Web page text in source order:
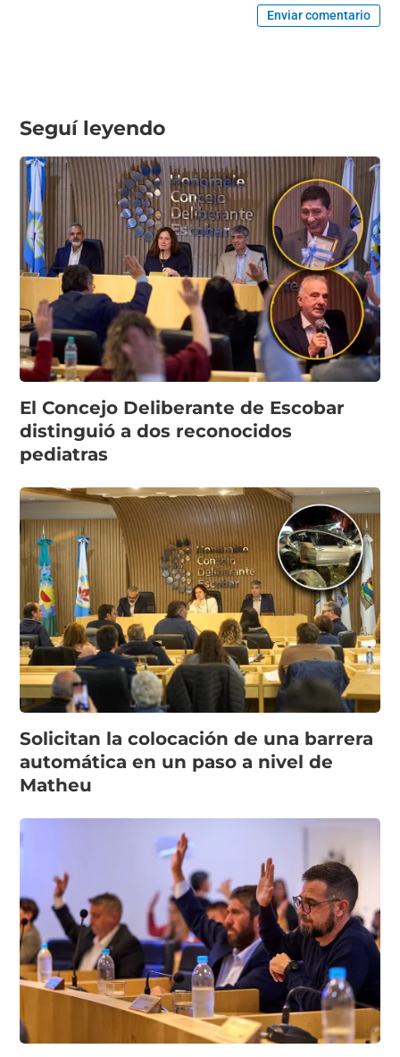
Enviar comentario
Seguí leyendo
El Concejo Deliberante de Escobar
distinguió a dos reconocidos
pediatras
Solicitan la colocación de una barrera
automática en un paso a nivel de
Matheu